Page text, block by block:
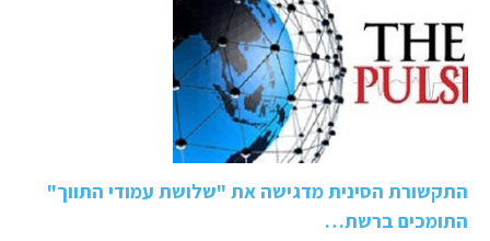
התקשורת הסינית מדגישה את "שלושת עמודי התווך"
התומכים ברשת…